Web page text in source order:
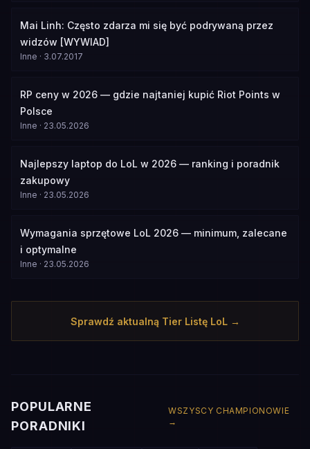
Mai Linh: Często zdarza mi się być podrywaną przez
widzów [WYWIAD]
Inne · 3.07.2017
RP ceny w 2026 — gdzie najtaniej kupić Riot Points w
Polsce
Inne · 23.05.2026
Najlepszy laptop do LoL w 2026 — ranking i poradnik
zakupowy
Inne · 23.05.2026
Wymagania sprzętowe LoL 2026 — minimum, zalecane
i optymalne
Inne · 23.05.2026
Sprawdź aktualną Tier Listę LoL →
POPULARNE
PORADNIKI
WSZYSCY CHAMPIONOWIE
→